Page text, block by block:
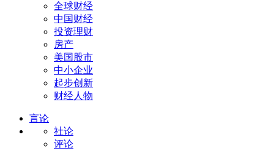
全球财经
中国财经
投资理财
房产
美国股市
中小企业
起步创新
财经人物
言论
社论
评论